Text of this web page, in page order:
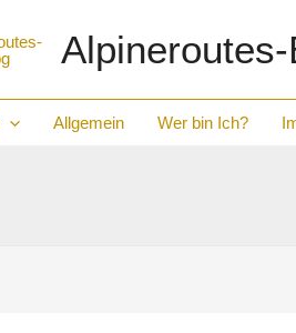
Allgemein Wer bin Ich?